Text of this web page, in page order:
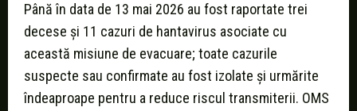
Până în data de 13 mai 2026 au fost raportate trei
decese și 11 cazuri de hantavirus asociate cu
această misiune de evacuare; toate cazurile
suspecte sau confirmate au fost izolate și urmărite
îndeaproape pentru a reduce riscul transmiterii. OMS